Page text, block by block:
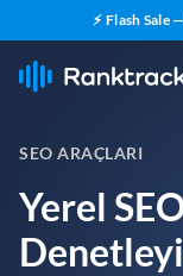
⚡ Flash
SEO ARAÇLARI
Yerel